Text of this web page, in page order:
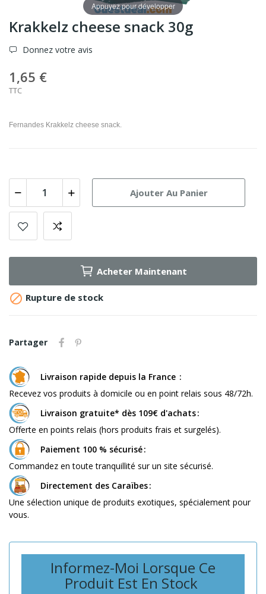
Appuyez pour développer
Krakkelz cheese snack 30g
Donnez votre avis
1,65 €
TTC
Fernandes Krakkelz cheese snack.
Ajouter Au Panier
Acheter Maintenant
 Rupture de stock
Partager
Livraison rapide depuis la France
Recevez vos produits à domicile ou en point relais sous 48/72h.
Livraison gratuite* dès 109€ d'achats
Offerte en points relais (hors produits frais et surgelés).
Paiement 100 % sécurisé
Commandez en toute tranquillité sur un site sécurisé.
Directement des Caraïbes
Une sélection unique de produits exotiques, spécialement pour
vous.
Informez-Moi Lorsque Ce
Produit Est En Stock